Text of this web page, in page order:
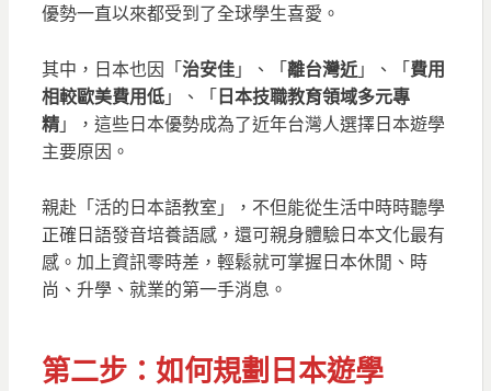
優勢一直以來都受到了全球學生喜愛。
其中，日本也因「治安佳」、「離台灣近」、「費用
相較歐美費用低」、「日本技職教育領域多元專
精」，這些日本優勢成為了近年台灣人選擇日本遊學
主要原因。
親赴「活的日本語教室」，不但能從生活中時時聽學
正確日語發音培養語感，還可親身體驗日本文化最有
感。加上資訊零時差，輕鬆就可掌握日本休閒、時
尚、升學、就業的第一手消息。
第二步： 如何規劃 日本遊學